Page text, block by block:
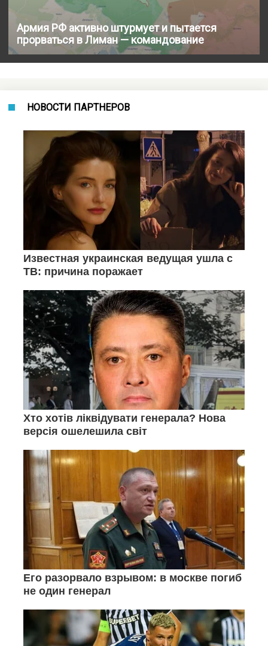
Армия РФ активно штурмует и пытается
прорваться в Лиман — командование
НОВОСТИ ПАРТНЕРОВ